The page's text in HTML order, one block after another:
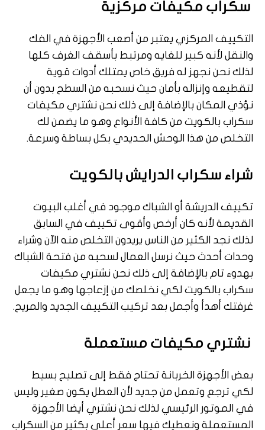
سكراب مكيفات مركزية
التكييف المركزي يعتبر من أصعب الأجهزة في الفك
والنقل لأنه كبير للغايه ومرتبط بأسقف الغرف كلها
لذلك نحن نجهز له فريق خاص يمتلك أدوات قوية
لتقطيعه وإنزاله بأمان حيث نسحبه من السطح بدون أن
نؤذي المكان بالإضافة إلى ذلك نحن نشتري مكيفات
سكراب بالكويت من كافة الأنواع وهو ما يضمن لك
التخلص من هذا الوحش الحديدي بكل بساطة وسرعة.
شراء سكراب الدرايش بالكويت
تكييف الدريشة أو الشباك موجود في أغلب البيوت
القديمة لأنه كان أرخص وأقوى تكييف في السابق
لذلك نجد الكثير من الناس يريدون التخلص منه الآن وشراء
وحدات أحدث حيث نرسل العمال لسحبه من فتحة الشباك
بهدوء تام بالإضافة إلى ذلك نحن نشتري مكيفات
سكراب بالكويت لكي نخلصك من إزعاجها وهو ما يجعل
غرفتك أهدأ وأجمل بعد تركيب التكييف الجديد والمريح.
نشتري مكيفات مستعملة
بعض الأجهزة الخربانة تحتاج فقط إلى تصليح بسيط
لكي ترجع وتعمل من جديد لأن العطل يكون صغير وليس
في الموتور الرئيسي لذلك نحن نشتري أيضا الأجهزة
المستعملة ونعطيك فيها سعر أعلى بكثير من السكراب